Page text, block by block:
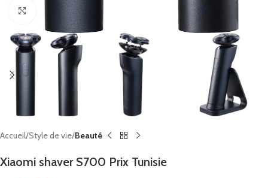
Click to enlarge
Accueil Style de vie Beauté
Xiaomi shaver S700 Prix Tunisie